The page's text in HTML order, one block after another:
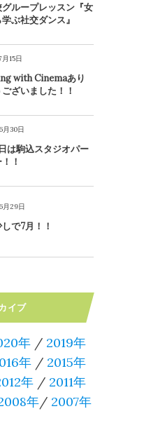
グループレッスン『女
ぶ社交ダンス』
15日
with Cinemaあり
ざいました！！
月30日
は駒込スタジオパー
！
月29日
で7月！！
イブ
年 / 2019年
年 / 2015年
年 / 2011年
年/ 2007年